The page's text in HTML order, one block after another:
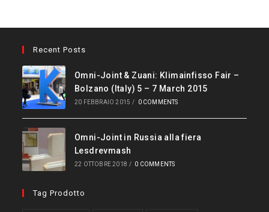
Recent Posts
Omni-Joint & Zuani: Klimainfisso Fair –
Bolzano (Italy) 5 – 7 March 2015
20 FEBBRAIO 2015 / 0 COMMENTS
Omni-Joint in Russia alla fiera
Lesdrevmash
22 OTTOBRE 2018 / 0 COMMENTS
Tag Prodotto